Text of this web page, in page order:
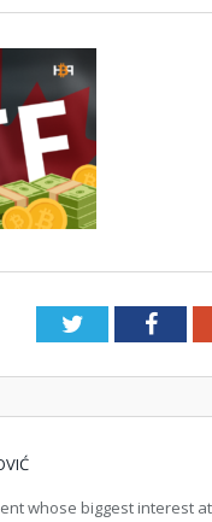
Twitter
whose biggest interest